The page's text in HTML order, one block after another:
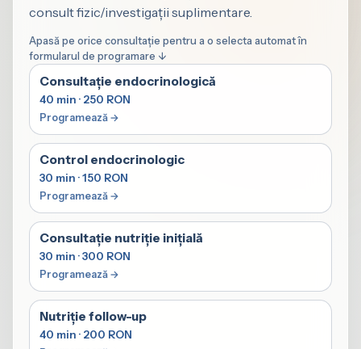
consult fizic/investigații suplimentare.
Apasă pe orice consultație pentru a o selecta automat în
formularul de programare ↓
Consultație endocrinologică
40 min · 250 RON
Control endocrinologic
30 min · 150 RON
Consultație nutriție inițială
30 min · 300 RON
Nutriție follow-up
40 min · 200 RON